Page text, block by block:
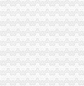
涪陵区成立家电子交易市
万州区消委会3年来调解移
合川区副区长彭洪森赴合
黔江区委区领导对黔江区
南川区区长谭家玲调研指
綦江局重庆分公司注销三
渝中局重庆代办公司推行
涪陵局马武所建立“工作任